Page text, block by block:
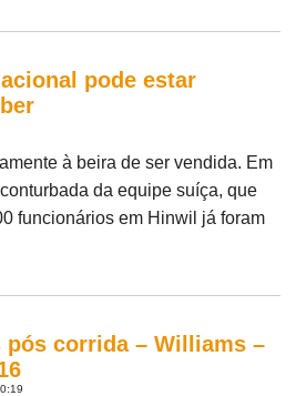
pode estar
à beira de ser vendida. Em
da equipe suíça, que
funcionários em Hinwil já foram
pós corrida – Williams –